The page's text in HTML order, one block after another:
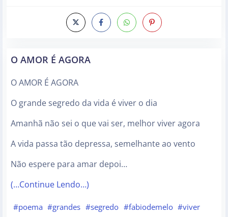
O AMOR É AGORA
O AMOR É AGORA
O grande segredo da vida é viver o dia
Amanhã não sei o que vai ser, melhor viver agora
A vida passa tão depressa, semelhante ao vento
Não espere para amar depoi…
(…Continue Lendo…)
#poema #grandes #segredo #fabiodemelo #viver